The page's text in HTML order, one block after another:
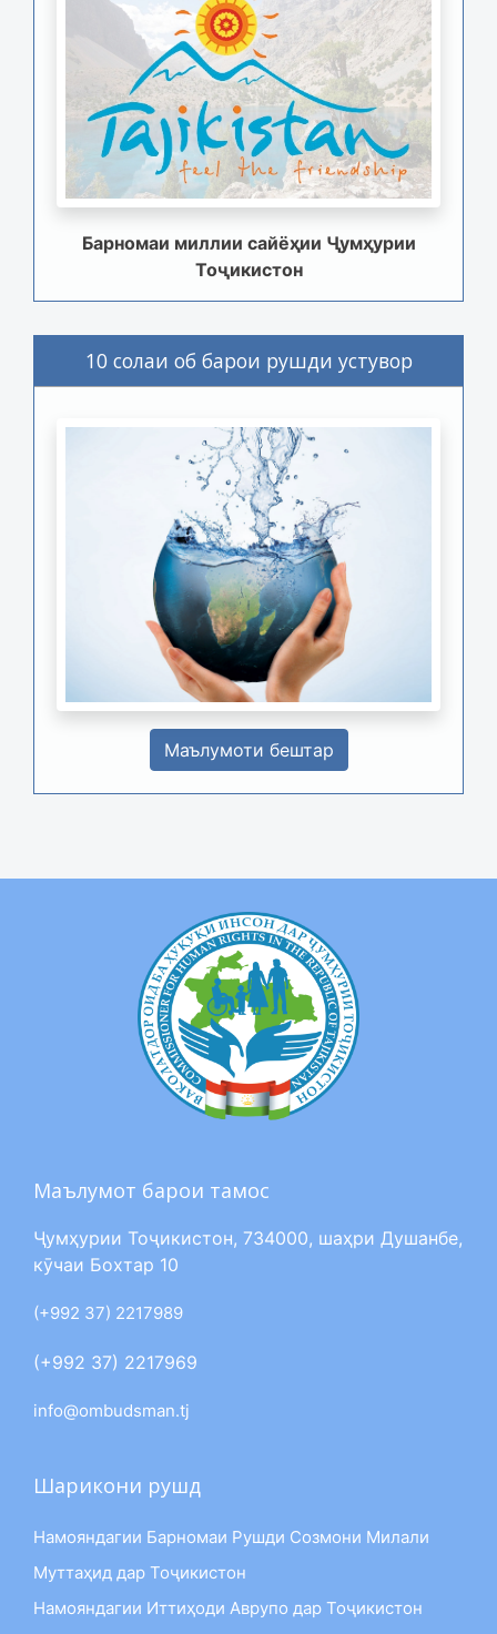
Барномаи миллии сайёҳии Ҷумҳурии
Тоҷикистон
10 солаи об барои рушди устувор
Маълумоти бештар
Маълумот барои тамос
Ҷумҳурии Тоҷикистон, 734000, шаҳри Душанбе,
кӯчаи Бохтар 10
(+992 37) 2217989
(+992 37) 2217969
info@ombudsman.tj
Шарикони рушд
Намояндагии Барномаи Рушди Созмони Милали
Муттаҳид дар Тоҷикистон
Намояндагии Иттиҳоди Аврупо дар Тоҷикистон